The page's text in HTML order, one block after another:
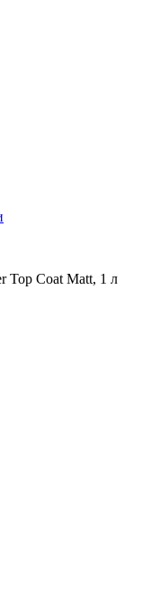
Top Coat Matt, 1 л